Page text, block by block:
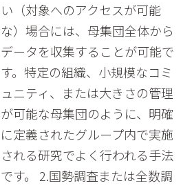
い（対象へのアクセスが可能
な）場合には、母集団全体から
データを収集することが可能で
す。特定の組織、小規模なコミ
ュニティ、または大きさの管理
が可能な母集団のように、明確
に定義されたグループ内で実施
される研究でよく行われる手法
です。 2.国勢調査または全数調